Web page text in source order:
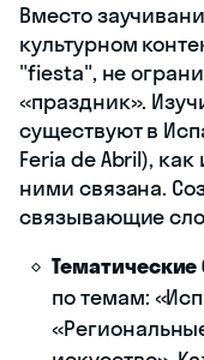
Вместо
культурном
"fiesta", не
«праздник».
существуют в
Feria de Abril),
ними связана.
связывающие
Тематические
по темам: